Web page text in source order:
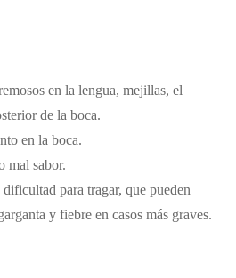
en la lengua, mejillas, el
de la boca.
en la boca.
mal sabor.
para tragar, que pueden
y fiebre en casos más graves.